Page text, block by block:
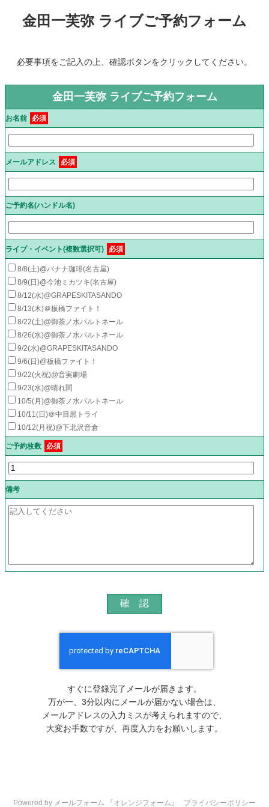
金田一芙弥 ライブご予約フォーム
必要事項をご記入の上、確認ボタンをクリックしてください。
金田一芙弥 ライブご予約フォーム
お名前 必須
メールアドレス 必須
ご予約名(ハンドル名)
ライブ・イベント(複数選択可) 必須
8/8(土)@バナナ珈琲(名古屋)
8/9(日)@今池ミカツキ(名古屋)
8/12(水)@GRAPESKITASANDO
8/13(木)＠板橋ファイト！
8/22(土)@御茶ノ水パルトネール
8/26(水)@御茶ノ水パルトネール
9/2(水)@GRAPESKITASANDO
9/6(日)@板橋ファイト！
9/22(火祝)@音実劇場
9/23(水)@晴れ間
10/5(月)@御茶ノ水パルトネール
10/11(日)＠中目黒トライ
10/12(月祝)@下北沢音倉
ご予約枚数 必須
備考
すぐに登録完了メールが届きます。
万が一、3分以内にメールが届かない場合は、
メールアドレスの入力ミスが考えられますので、
大変お手数ですが、再度入力をお願いします。
Powered by メールフォーム 『オレンジフォーム』 プライバシーポリシー